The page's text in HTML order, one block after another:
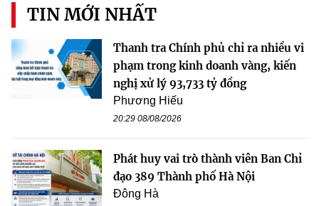
TIN MỚI NHẤT
Thanh tra Chính phủ chỉ ra nhiều vi
phạm trong kinh doanh vàng, kiến
nghị xử lý 93,733 tỷ đồng
Phương Hiếu
20:29 08/08/2026
Phát huy vai trò thành viên Ban Chỉ
đạo 389 Thành phố Hà Nội
Đông Hà